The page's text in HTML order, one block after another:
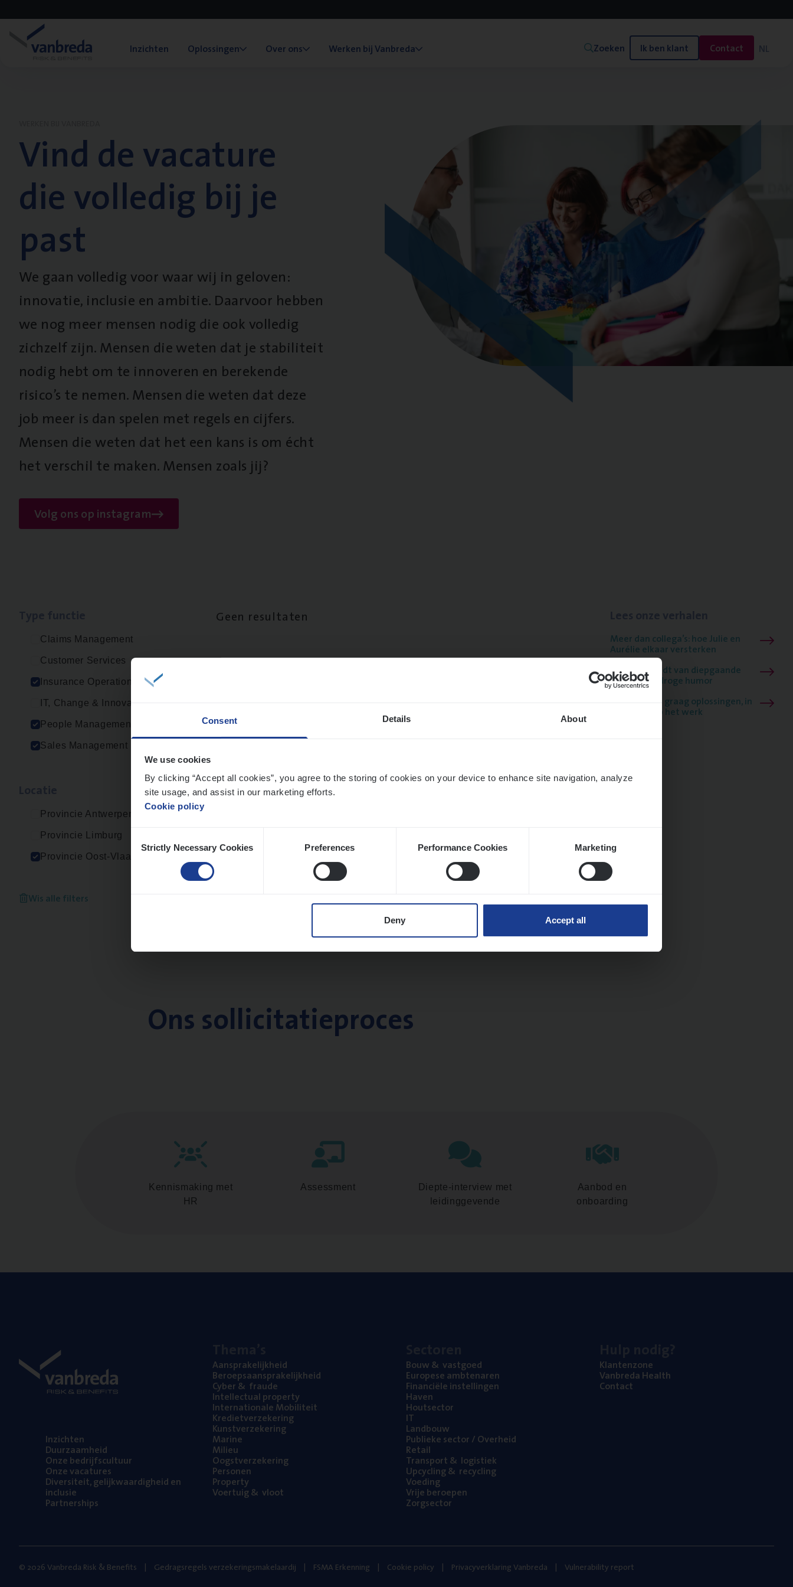
Consent Details About
We use cookies
By clicking “Accept all cookies”, you agree to the storing of cookies on your device to enhance site navigation, analyze
site usage, and assist in our marketing efforts.
Cookie policy
Selection
Strictly Necessary Cookies Preferences Performance Cookies Marketing
Deny Accept all
Inzichten Oplossingen Over ons Werken bij Vanbreda Zoeken Ik ben klant Contact NL
Vind de vacature
die volledig bij je
past
We gaan volledig voor waar wij in geloven:
innovatie, inclusie en ambitie. Daarvoor hebben
we nog meer mensen nodig die ook volledig
zichzelf zijn. Mensen die weten dat je stabiliteit
nodig hebt om te innoveren en berekende
risico’s te nemen. Mensen die weten dat deze
job meer is dan spelen met regels en cijfers.
Mensen die weten dat het een kans is om écht
het verschil te maken. Mensen zoals jij?
Volg ons op instagram
Claims Management
Customer Services
Insurance Operations
IT, Change & Innovation
People Management
Sales Management
Provincie Antwerpen
Provincie Limburg
Provincie Oost-Vlaanderen
Wis alle filters
Geen resultaten
Meer dan collega’s: hoe Julie en
Aurélie elkaar versterken
Mathias houdt van diepgaande
dossiers én droge humor
Thalia zoekt graag oplossingen, in
games én op het werk
Ons sollicitatieproces
Kennismaking met
HR
Assessment
Diepte-interview met
leidinggevende
Aanbod en
onboarding
Inzich­ten
Duur­zaam­heid
Onze bedrijfs­cul­tuur
Onze vaca­tu­res
Diver­si­teit, gelijk­waar­dig­heid en
inclusie
Part­ner­ships
Aan­spra­ke­lijk­heid
Beroeps­aan­spra­ke­lijk­heid
Cyber& fraude
Intel­lec­tu­al property
Inter­na­ti­o­na­le Mobiliteit
Kre­diet­ver­ze­ke­ring
Kunst­ver­ze­ke­ring
Mari­ne
Mili­eu
Oogst­ver­ze­ke­ring
Per­so­nen
Pro­per­ty
Voer­tuig& vloot
Bouw& vastgoed
Euro­pe­se ambtenaren
Finan­ci­ë­le instellingen
Haven
Hout­sec­tor
IT
Land­bouw
Publie­ke sec­tor / Overheid
Retail
Trans­port& logistiek
Upcy­cling& recycling
Voe­ding
Vrije beroe­pen
Zorg­sec­tor
Klan­ten­zo­ne
Van­b­re­da Health
Con­tact
© 2026 Vanbreda Risk & Benefits Gedragsregels verzekeringsmakelaardij FSMA Erkenning Cookie policy Privacyverklaring Vanbreda Vulnerability report